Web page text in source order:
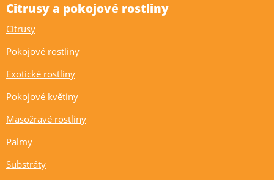
Citrusy a pokojové rostliny
Citrusy
Pokojové rostliny
Exotické rostliny
Pokojové květiny
Masožravé rostliny
Palmy
Substráty